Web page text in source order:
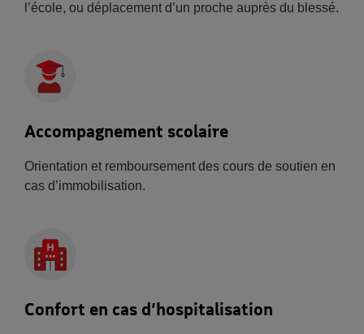
l’école, ou déplacement d’un proche auprès du blessé.
Accompagnement scolaire
Orientation et remboursement des cours de soutien en
cas d’immobilisation.
Confort en cas d’hospitalisation